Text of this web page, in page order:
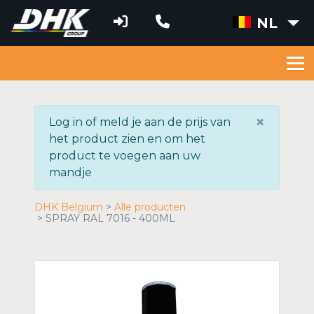
NL
×
Log in of meld je aan de prijs van
het product zien en om het
product te voegen aan uw
mandje
DHK Belgium
Alle producten
SPRAY RAL 7016 - 400ML